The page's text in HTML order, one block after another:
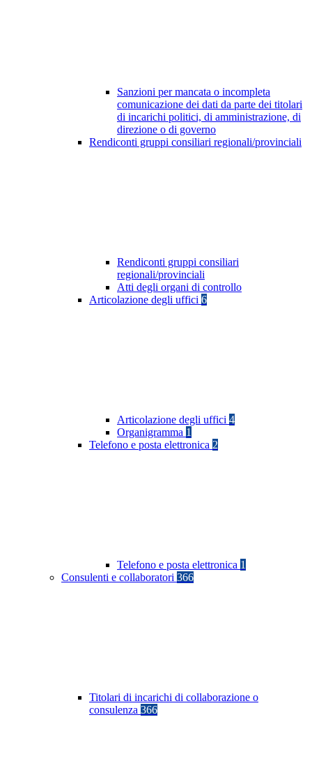
Sanzioni per mancata o incompleta
comunicazione dei dati da parte dei titolari
di incarichi politici, di amministrazione, di
direzione o di governo
Rendiconti gruppi consiliari regionali/provinciali
Rendiconti gruppi consiliari
regionali/provinciali
Atti degli organi di controllo
Articolazione degli uffici 6
Articolazione degli uffici 4
Organigramma 1
Telefono e posta elettronica 2
Telefono e posta elettronica 1
Consulenti e collaboratori 366
Titolari di incarichi di collaborazione o
consulenza 366